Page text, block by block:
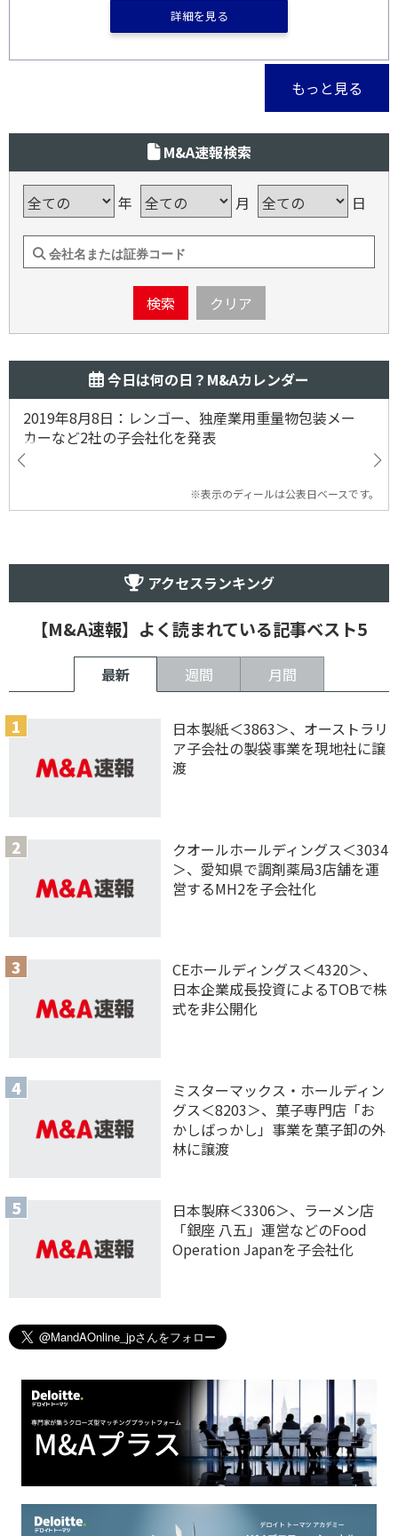
詳細を見る
もっと見る
M&A速報検索
年 月 日
検索 クリア
今日は何の日？M&Aカレンダー
2019年8月8日：レンゴー、独産業用重量物包装メー
カーなど2社の子会社化を発表
※表示のディールは公表日ベースです。
アクセスランキング
【M&A速報】よく読まれている記事ベスト5
最新 週間 月間
日本製紙＜3863＞、オーストラリ
ア子会社の製袋事業を現地社に譲
渡
クオールホールディングス＜3034
＞、愛知県で調剤薬局3店舗を運
営するMH2を子会社化
CEホールディングス＜4320＞、
日本企業成長投資によるTOBで株
式を非公開化
ミスターマックス・ホールディン
グス＜8203＞、菓子専門店「お
かしばっかし」事業を菓子卸の外
林に譲渡
日本製麻＜3306＞、ラーメン店
「銀座 八五」運営などのFood
Operation Japanを子会社化